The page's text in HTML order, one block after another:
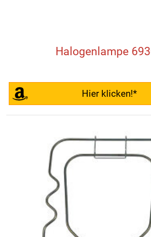
Halogenlampe
Hier klicken!*